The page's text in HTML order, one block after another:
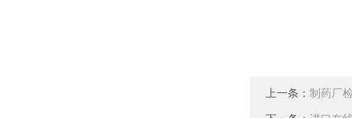
上一条： 制药厂